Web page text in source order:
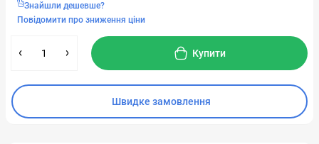
Знайшли дешевше?
Повідомити про зниження ціни
Купити
Швидке замовлення